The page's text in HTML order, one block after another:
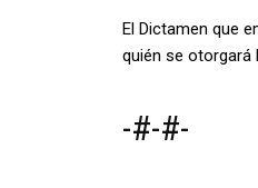
El Dictamen que
quién se otorgará
-#-#-